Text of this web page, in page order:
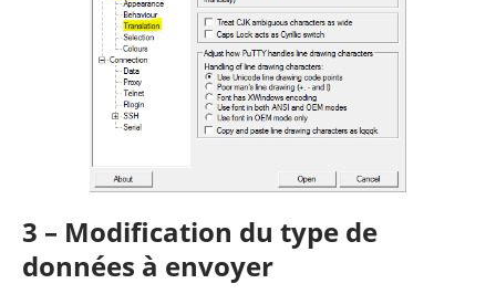
3 – Modification du type de
données à envoyer